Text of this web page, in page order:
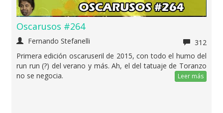
Oscarusos #264
Fernando Stefanelli
312
Primera edición oscaruseril de 2015, con todo el humo del
run run (?) del verano y más. Ah, el del tatuaje de Toranzo
no se negocia.
Leer más